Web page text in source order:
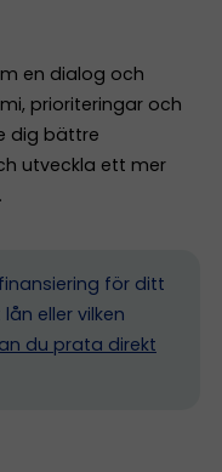
en dialog och
prioriteringar och
dig bättre
utveckla ett mer
för ditt
eller vilken
du prata direkt